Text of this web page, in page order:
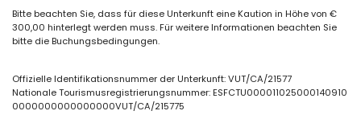
2 Badezimmer, jeweils mit Waschbecken, Dusche und Toilette
Außenbereich der Villa
privater Pool mit den Maßen 8 m x 5 m und 1,6 m Tiefe
wunderschöner Rasen mit Bäumen und Gartenmöbeln mit Liegen
2 Terrassen, von denen eine überdacht ist
Bitte beachten Sie, dass für diese Unterkunft eine Kaution in Höhe von €
300,00 hinterlegt werden muss. Für weitere Informationen beachten Sie
bitte die Buchungsbedingungen.
Offizielle Identifikationsnummer der Unterkunft: VUT/CA/21577
Nationale Tourismusregistrierungsnummer: ESFCTU000011025000140910
0000000000000000VUT/CA/215775